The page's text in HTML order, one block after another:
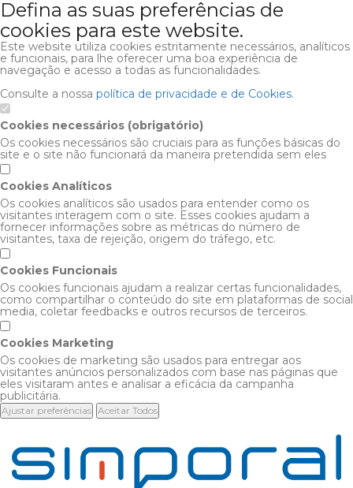
Defina as suas preferências de
cookies para este website.
Este website utiliza cookies estritamente necessários, analíticos
e funcionais, para lhe oferecer uma boa experiência de
navegação e acesso a todas as funcionalidades.
Consulte a nossa política de privacidade e de Cookies.
Cookies necessários (obrigatório)
Os cookies necessários são cruciais para as funções básicas do
site e o site não funcionará da maneira pretendida sem eles
Cookies Analíticos
Os cookies analíticos são usados para entender como os
visitantes interagem com o site. Esses cookies ajudam a
fornecer informações sobre as métricas do número de
visitantes, taxa de rejeição, origem do tráfego, etc.
Cookies Funcionais
Os cookies funcionais ajudam a realizar certas funcionalidades,
como compartilhar o conteúdo do site em plataformas de social
media, coletar feedbacks e outros recursos de terceiros.
Cookies Marketing
Os cookies de marketing são usados para entregar aos
visitantes anúncios personalizados com base nas páginas que
eles visitaram antes e analisar a eficácia da campanha
publicitária.
Ajustar preferências Aceitar Todos